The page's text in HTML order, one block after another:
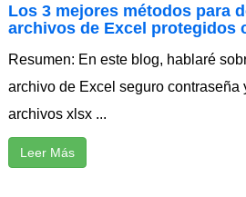
Los 3 mejores métodos para
archivos de Excel protegidos
Resumen: En este blog, hablaré
archivo de Excel seguro contraseña
archivos xlsx ...
Leer Más